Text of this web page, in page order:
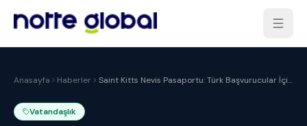
Anasayfa Haberler
Saint Kitts Nevis Pasaportu: Türk Başvurucular İçin
Vatandaşlık